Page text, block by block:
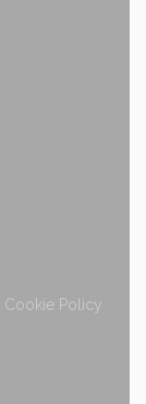
Cookie Policy